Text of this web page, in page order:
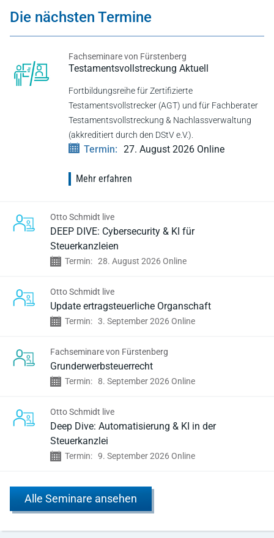
Die nächsten Termine
Fachseminare von Fürstenberg
Testaments­vollstreckung Aktuell
Fortbildungsreihe für Zertifizierte
Testamentsvollstrecker (AGT) und für Fachberater
Testamentsvollstreckung & Nachlassverwaltung
(akkreditiert durch den DStV e.V.).
Termin: 27. August 2026 Online
Mehr erfahren
Otto Schmidt live
DEEP DIVE: Cybersecurity & KI für
Steuerkanzleien
Termin: 28. August 2026 Online
Otto Schmidt live
Update ertragsteuerliche Organschaft
Termin: 3. September 2026 Online
Fachseminare von Fürstenberg
Grund­erwerb­steuer­recht
Termin: 8. September 2026 Online
Otto Schmidt live
Deep Dive: Automatisierung & KI in der
Steuerkanzlei
Termin: 9. September 2026 Online
Alle Seminare ansehen